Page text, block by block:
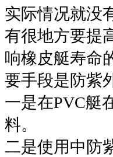
实际情况就没
有很地方要提
响橡皮艇寿命
要手段是防紫
一是在PVC艇
料。
二是使用中防